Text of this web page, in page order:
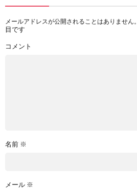
メールアドレスが公開されることはありません。
目です
コメント
名前 ※
メール ※